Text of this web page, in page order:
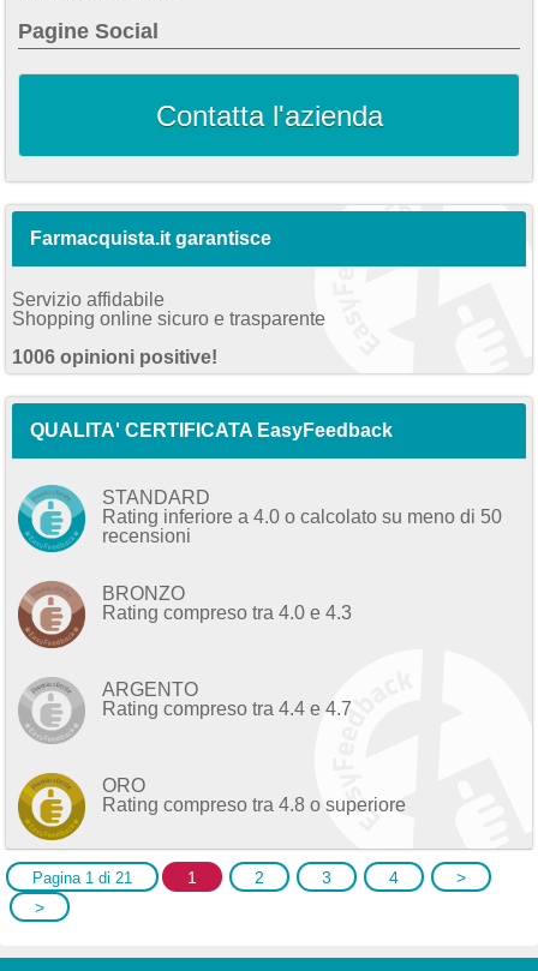
Pagine Social
Contatta l'azienda
Farmacquista.it garantisce
Servizio affidabile
Shopping online sicuro e trasparente
1006 opinioni positive!
QUALITA' CERTIFICATA EasyFeedback
STANDARD
Rating inferiore a 4.0 o calcolato su meno di 50
recensioni
BRONZO
Rating compreso tra 4.0 e 4.3
ARGENTO
Rating compreso tra 4.4 e 4.7
ORO
Rating compreso tra 4.8 o superiore
Pagina 1 di 21 1 2 3 4
>
>